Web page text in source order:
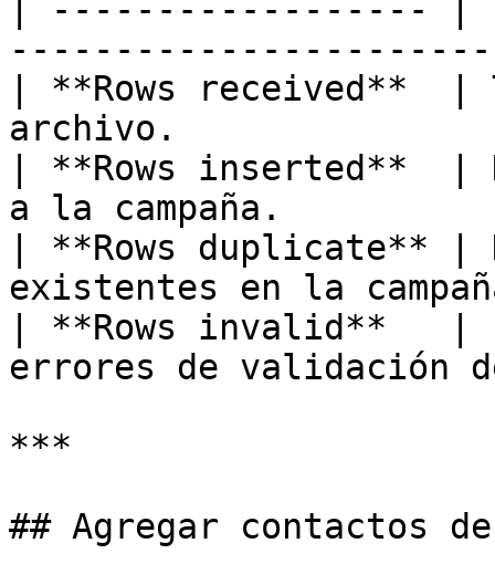
| ------------------ |
| **Rows received**
archivo.
| **Rows inserted**  |
a la campaña.
| **Rows duplicate** |
existentes en la
| **Rows invalid**   |
errores de
***
## Agregar contactos